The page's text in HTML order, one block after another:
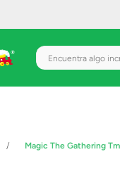
Encuentra algo
Magic The Gathering